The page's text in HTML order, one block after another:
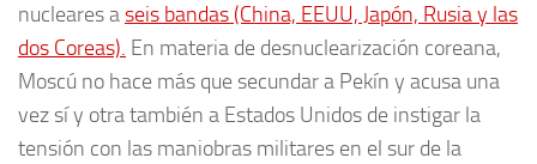
nucleares aseis bandas (China, EEUU, Japón, Rusia y las
dos Coreas). En materia de desnuclearización coreana,
Moscú no hace más que secundar a Pekín y acusa una
vez sí y otra también a Estados Unidos de instigar la
tensión con las maniobras militares en el sur de la